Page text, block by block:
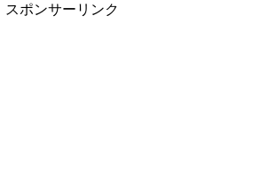
スポンサーリンク